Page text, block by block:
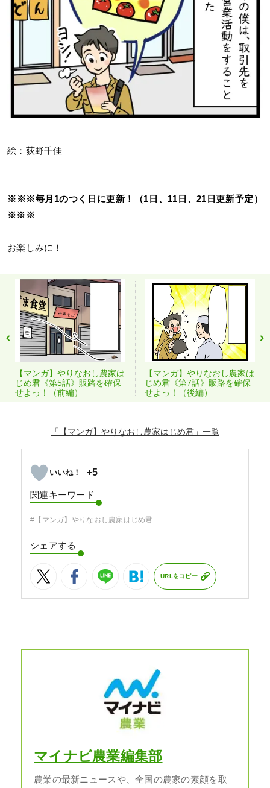
絵：荻野千佳
※※※毎月1のつく日に更新！（1日、11日、21日更新予定）
※※※
お楽しみに！
【マンガ】やりなおし農家は
じめ君《第5話》販路を確保
せよっ！（前編）
【マンガ】やりなおし農家は
じめ君《第7話》販路を確保
せよっ！（後編）
「【マンガ】やりなおし農家はじめ君」
+5
関連キーワード
#【マンガ】やりなおし農家はじめ君
シェアする
URLをコピー
マイナビ農業編集部
農業の最新ニュースや、全国の農家の素顔を取